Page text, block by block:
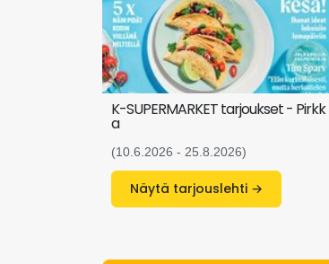
K-SUPERMARKET tarjoukset - Pirkk
a
(10.6.2026 - 25.8.2026)
Näytä tarjouslehti →